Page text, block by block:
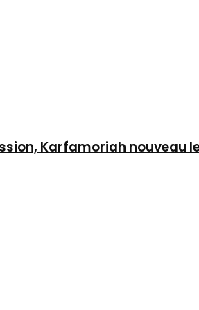
Karfamoriah nouveau